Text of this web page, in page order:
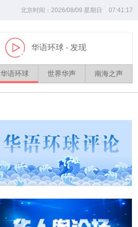
北京时间： 2026/08/09 星期日 07:41:18
播
放
华语环球 - 发现
华语环球 世界华声 南海之声